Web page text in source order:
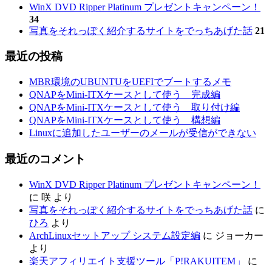
WinX DVD Ripper Platinum プレゼントキャンペーン！
34
写真をそれっぽく紹介するサイトをでっちあげた話 21
最近の投稿
MBR環境のUBUNTUをUEFIでブートするメモ
QNAPをMini-ITXケースとして使う 完成編
QNAPをMini-ITXケースとして使う 取り付け編
QNAPをMini-ITXケースとして使う 構想編
Linuxに追加したユーザーのメールが受信ができない
最近のコメント
WinX DVD Ripper Platinum プレゼントキャンペーン！
に 咲 より
写真をそれっぽく紹介するサイトをでっちあげた話 に
ひろ より
ArchLinuxセットアップ システム設定編 に ジョーカー
より
楽天アフィリエイト支援ツール「P!RAKUITEM」
に